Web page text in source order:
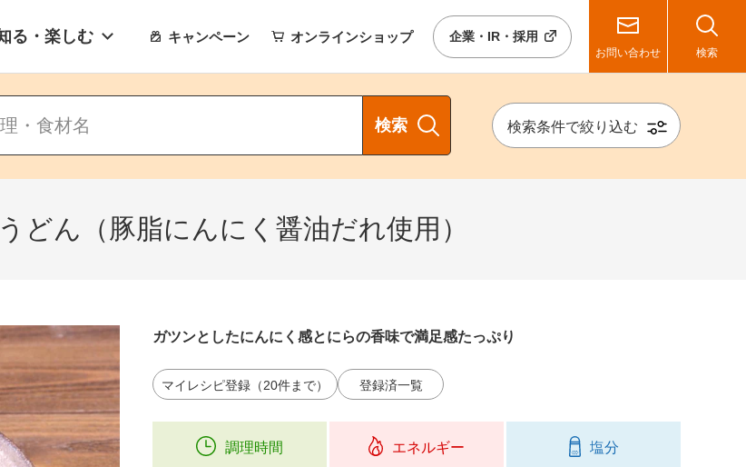
る・楽しむ キャンペーン オンラインショップ 企業・IR・採用
お問い合わせ 検索
検索 検索条件で絞り込む
どん（豚脂にんにく醤油だれ使用）
ガツンとしたにんにく感とにらの香味で満足感たっぷり
マイレシピ登録（20件まで） 登録済一覧
調理時間 エネルギー 塩分